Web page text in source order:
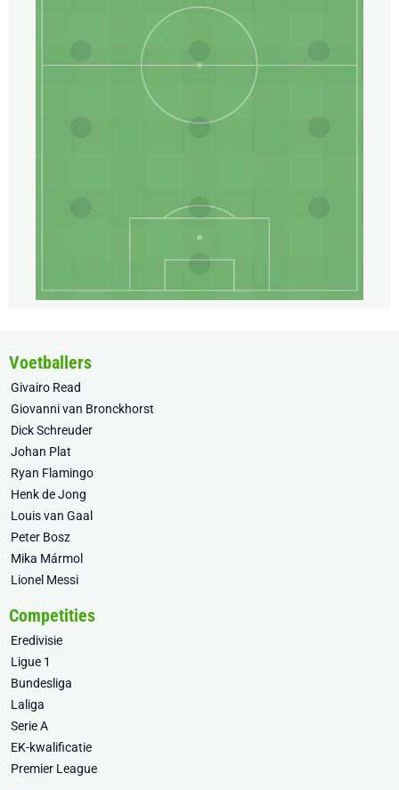
Voetballers
Givairo Read
Giovanni van Bronckhorst
Dick Schreuder
Johan Plat
Ryan Flamingo
Henk de Jong
Louis van Gaal
Peter Bosz
Mika Mármol
Lionel Messi
Competities
Eredivisie
Ligue 1
Bundesliga
Laliga
Serie A
EK-kwalificatie
Premier League